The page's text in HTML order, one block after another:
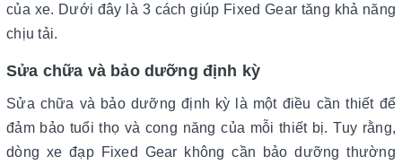
của xe. Dưới đây là 3 cách giúp Fixed Gear tăng khả năng
chịu tải.
Sửa chữa và bảo dưỡng định kỳ
Sửa chữa và bảo dưỡng định kỳ là một điều cần thiết để
đảm bảo tuổi thọ và cong năng của mỗi thiết bị. Tuy rằng,
dòng xe đạp Fixed Gear không cần bảo dưỡng thường